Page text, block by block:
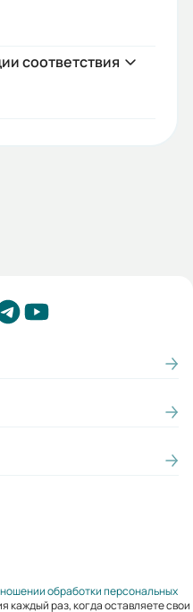
соответствия
обработки персональных
каждый раз, когда оставляете свои